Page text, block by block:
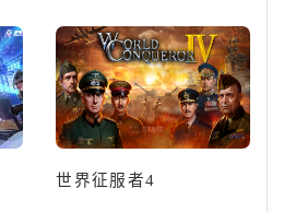
世界征服者4